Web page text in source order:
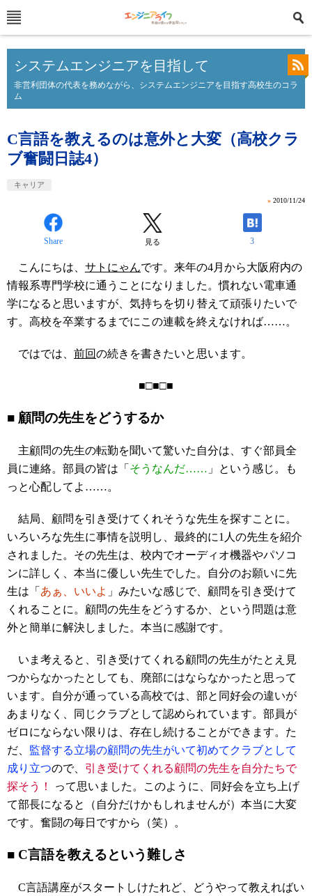
システムエンジニアを目指して
非営利団体の代表を務めながら、システムエンジニアを目指す高校生のコラ
ム
C言語を教えるのは意外と大変（高校クラ
ブ奮闘日誌4）
キャリア
» 2010/11/24
Share 見る 3
こんにちは、 サトにゃんです。来年の4月から大阪府内の
情報系専門学校に通うことになりました。慣れない電車通
学になると思いますが、気持ちを切り替えて頑張りたいで
す。高校を卒業するまでにこの連載を終えなければ……。
ではでは、 前回の続きを書きたいと思います。
■□■□■
■ 顧問の先生をどうするか
主顧問の先生の転勤を聞いて驚いた自分は、すぐ部員全
員に連絡。部員の皆は「 そうなんだ…… 」という感じ。も
っと心配してよ……。
結局、顧問を引き受けてくれそうな先生を探すことに。
いろいろな先生に事情を説明し、最終的に1人の先生を紹介
されました。その先生は、校内でオーディオ機器やパソコ
ンに詳しく、本当に優しい先生でした。自分のお願いに先
生は「 あぁ、いいよ 」みたいな感じで、顧問を引き受けて
くれることに。顧問の先生をどうするか、という問題は意
外と簡単に解決しました。本当に感謝です。
いま考えると、引き受けてくれる顧問の先生がたとえ見
つからなかったとしても、廃部にはならなかったと思って
います。自分が通っている高校では、部と同好会の違いが
あまりなく、同じクラブとして認められています。部員が
ゼロにならない限りは、存在し続けることができます。た
だ、 監督する立場の顧問の先生がいて初めてクラブとして
成り立つので、 引き受けてくれる顧問の先生を自分たちで
探そう！
って思いました 。このように、同好会を立ち上げ
て部長になると（自分だけかもしれませんが）本当に大変
です。奮闘の毎日ですから（笑）。
■ C言語を教えるという難しさ
C言語講座がスタートしけたれど、どうやって教えればい